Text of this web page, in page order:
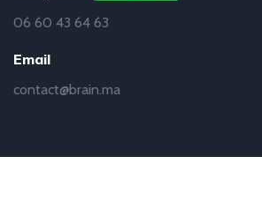
06 60 43 64 63
Email
contact@brain.ma